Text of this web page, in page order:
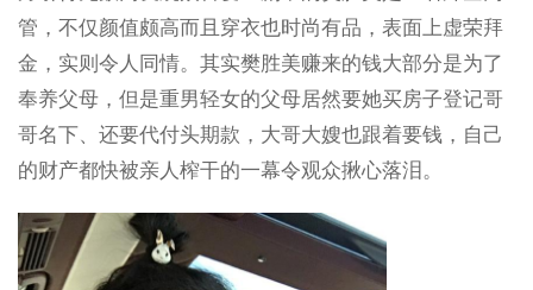
管，不仅颜值颇高而且穿衣也时尚有品，表面上虚荣拜
金，实则令人同情。其实樊胜美赚来的钱大部分是为了
奉养父母，但是重男轻女的父母居然要她买房子登记哥
哥名下、还要代付头期款，大哥大嫂也跟着要钱，自己
的财产都快被亲人榨干的一幕令观众揪心落泪。